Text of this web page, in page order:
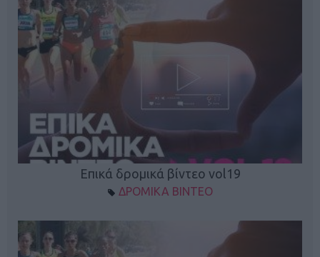
Επικά δρομικά βίντεο vol19
ΔΡΟΜΙΚΑ ΒΙΝΤΕΟ